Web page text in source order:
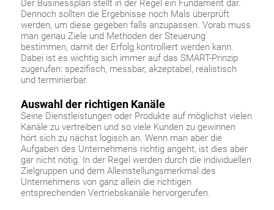
Der Businessplan stellt in der Regel ein Fundament dar.
Dennoch sollten die Ergebnisse noch Mals überprüft
werden, um diese gegeben falls anzupassen. Vorab muss
man genau Ziele und Methoden der Steuerung
bestimmen, damit der Erfolg kontrolliert werden kann.
Dabei ist es wichtig sich immer auf das SMART-Prinzip
zugerufen: spezifisch, messbar, akzeptabel, realistisch
und terminierbar.
Auswahl der richtigen Kanäle
Seine Dienstleistungen oder Produkte auf möglichst vielen
Kanäle zu vertreiben und so viele Kunden zu gewinnen
hört sich zu nächst logisch an. Wenn man aber die
Aufgaben des Unternehmens richtig angeht, ist dies aber
gar nicht nötig. In der Regel werden durch die individuellen
Zielgruppen und dem Alleinstellungsmerkmal des
Unternehmens von ganz allein die richtigen
entsprechenden Vertriebskanäle hervorgerufen.